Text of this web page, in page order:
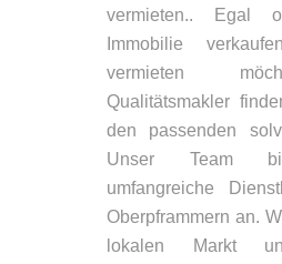
vermieten.. Egal
Immobilie
vermieten
Qualitätsmakler
den passenden
Unser Team
umfangreiche
Oberpframmern an.
lokalen Markt